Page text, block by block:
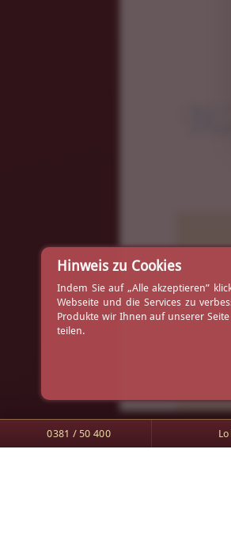
0381 / 50 400
Hinweis zu Cookies
Indem Sie auf „Alle akzeptieren”
Webseite und die Services zu
Produkte wir Ihnen auf unserer
teilen.